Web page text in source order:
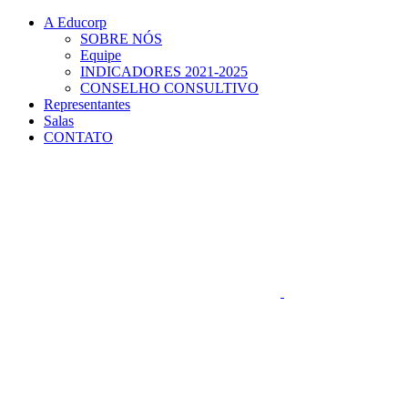
Conteúdo principal
A Educorp
SOBRE NÓS
Equipe
INDICADORES 2021-2025
CONSELHO CONSULTIVO
Representantes
Salas
CONTATO